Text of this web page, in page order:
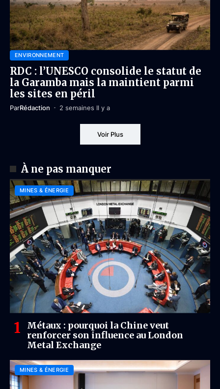
ENVIRONNEMENT
RDC : l’UNESCO consolide le statut de
la Garamba mais la maintient parmi
les sites en péril
ParRédaction 2 semaines Il y a
Voir Plus
À ne pas manquer
MINES & ÉNERGIE
Métaux : pourquoi la Chine veut
renforcer son influence au London
Metal Exchange
MINES & ÉNERGIE